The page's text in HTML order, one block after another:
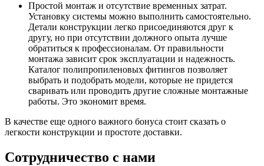
Простой монтаж и отсутствие временных затрат.
Установку системы можно выполнить самостоятельно.
Детали конструкции легко присоединяются друг к
другу, но при отсутствии должного опыта лучше
обратиться к профессионалам. От правильности
монтажа зависит срок эксплуатации и надежность.
Каталог полипропиленовых фитингов позволяет
выбрать и подобрать модели, которые не придется
сваривать или проводить другие сложные монтажные
работы. Это экономит время.
В качестве еще одного важного бонуса стоит сказать о
легкости конструкции и простоте доставки.
Сотрудничество с нами